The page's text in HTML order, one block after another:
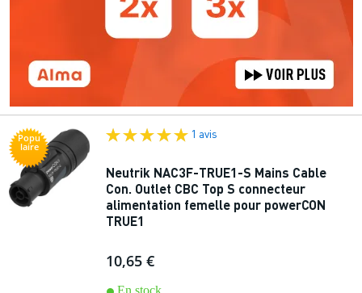
Popu
laire
1 avis
Neutrik NAC3F-TRUE1-S Mains Cable
Con. Outlet CBC Top S connecteur
alimentation femelle pour powerCON
TRUE1
10,65 €
En stock